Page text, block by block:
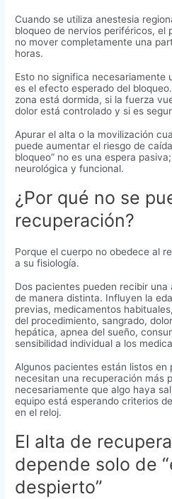
Cuando se utiliza anestesia
bloqueo de nervios periféricos, el
no mover completamente una
horas.
Esto no significa necesariamente
es el efecto esperado del
zona está dormida, si la fuerza
dolor está controlado y si es
Apurar el alta o la movilización
puede aumentar el riesgo de
bloqueo” no es una espera
neurológica y funcional.
¿Por qué no se
recuperación?
Porque el cuerpo no obedece al
a su fisiología.
Dos pacientes pueden recibir
de manera distinta. Influyen la
previas, medicamentos
del procedimiento, sangrado,
hepática, apnea del sueño,
sensibilidad individual a los
Algunos pacientes están listos en
necesitan una recuperación más
necesariamente que algo haya
equipo está esperando criterios
en el reloj.
El alta de
depende solo de
despierto”